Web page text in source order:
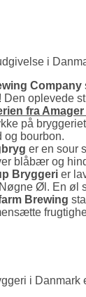
i
Company
oplevede
fra
på
bourbon.
er en sour
blåbær og
Bryggeri er
Øl. En øl
Brewing
i Danmark